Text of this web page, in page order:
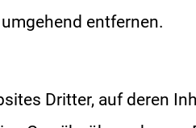
entfernen.
Dritter, auf deren